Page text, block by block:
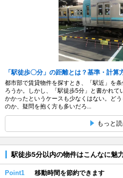
「駅徒歩〇分」の距離とは？基準・計算
都市部で賃貸物件を探すとき、「駅近」を
ろうか。しかし、「駅徒歩5分」と書かれて
かかったというケースも少なくはない。ど
のか、疑問を抱く方も多いだろ...
もっと
駅徒歩5分以内の物件はこんなに魅
Point1 移動時間を節約できます